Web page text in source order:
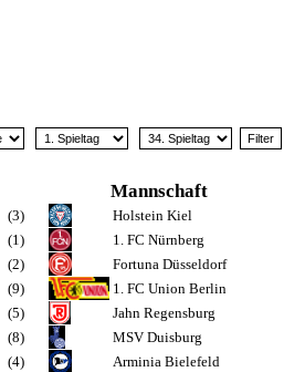
Mannschaft
(3)
Holstein Kiel
(1)
1. FC Nürnberg
(2)
Fortuna Düsseldorf
(9)
1. FC Union Berlin
(5)
Jahn Regensburg
(8)
MSV Duisburg
(4)
Arminia Bielefeld